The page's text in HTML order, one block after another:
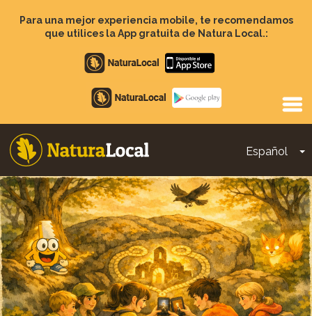
contenido
Para una mejor experiencia mobile, te recomendamos
que utilices la App gratuita de Natura Local.:
Apple
store
Google
Play
Español
Main
navigation